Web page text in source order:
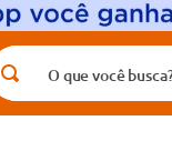
busca? (Ex.:
buscados